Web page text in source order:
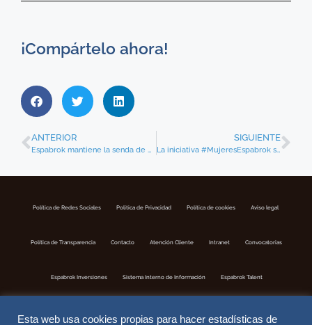
¡Compártelo ahora!
ANTERIOR
Espabrok mantiene la senda de crecimiento del 2021, con la incorporación en Diciembre de tres nuevas corredurías
SIGUIENTE
La iniciativa #MujeresEspabrok se incorpora a la red EWI
Política de Redes Sociales Politica de Privacidad Política de cookies Aviso legal
Política de Transparencia Contacto Atención Cliente Intranet Convocatorias
Espabrok Inversiones Sistema Interno de Información Espabrok Talent
Esta web usa cookies propias para hacer estadísticas de